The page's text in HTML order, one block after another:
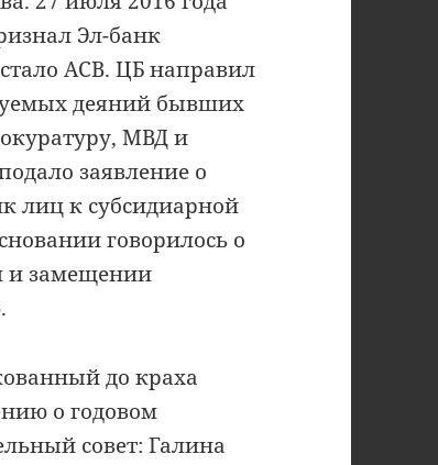
Эл-банк
АСВ. ЦБ направил
деяний бывших
МВД и
заявление о
лиц к субсидиарной
говорилось о
и замещении
до краха
о годовом
совет: Галина